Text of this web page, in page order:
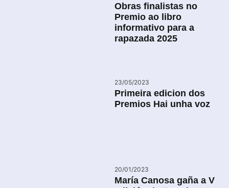
Obras finalistas no
Premio ao libro
informativo para a
rapazada 2025
23/05/2023
Primeira edicion dos
Premios Hai unha voz
20/01/2023
María Canosa gaña a V